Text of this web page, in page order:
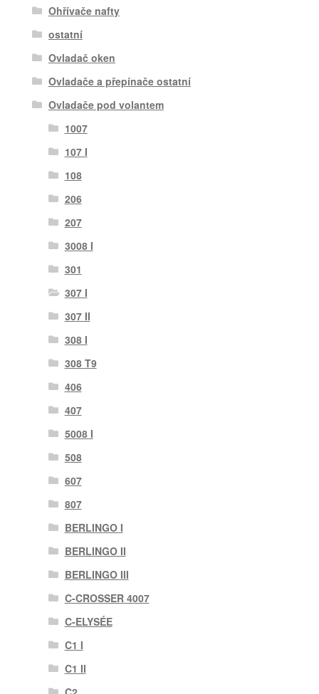
Ohřívače nafty
ostatní
Ovladač oken
Ovladače a přepínače ostatní
Ovladače pod volantem
1007
107 I
108
206
207
3008 I
301
307 I
307 II
308 I
308 T9
406
407
5008 I
508
607
807
BERLINGO I
BERLINGO II
BERLINGO III
C-CROSSER 4007
C-ELYSÉE
C1 I
C1 II